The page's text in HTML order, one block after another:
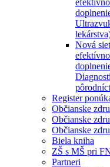
Nová
Register
Občianske
Občianske
Občianske
Biela kniha
ZŠ s MŠ pri
Partneri